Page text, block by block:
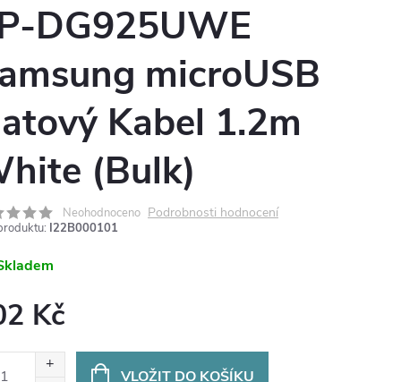
DG925UWE
microUSB
Kabel 1.2m
(Bulk)
Neohodnoceno Podrobnosti hodnocení
I22B000101
Kč
VLOŽIT DO KOŠÍKU